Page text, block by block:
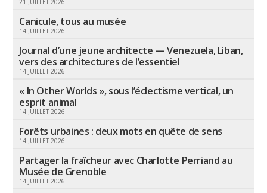
21 JUILLET 2026
Canicule, tous au musée
14 JUILLET 2026
Journal d’une jeune architecte — Venezuela, Liban,
vers des architectures de l’essentiel
14 JUILLET 2026
« In Other Worlds », sous l’éclectisme vertical, un
esprit animal
14 JUILLET 2026
Forêts urbaines : deux mots en quête de sens
14 JUILLET 2026
Partager la fraîcheur avec Charlotte Perriand au
Musée de Grenoble
14 JUILLET 2026